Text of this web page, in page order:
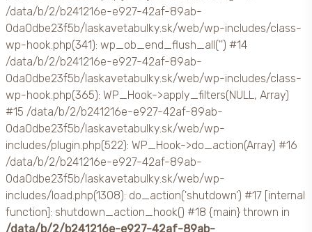
/data/b/2/b241216e-e927-42af-89ab-
0da0dbe23f5b/laskavetabulky.sk/web/wp-includes/class-
wp-hook.php(341): wp_ob_end_flush_all('') #14
/data/b/2/b241216e-e927-42af-89ab-
0da0dbe23f5b/laskavetabulky.sk/web/wp-includes/class-
wp-hook.php(365): WP_Hook->apply_filters(NULL, Array)
#15 /data/b/2/b241216e-e927-42af-89ab-
0da0dbe23f5b/laskavetabulky.sk/web/wp-
includes/plugin.php(522): WP_Hook->do_action(Array) #16
/data/b/2/b241216e-e927-42af-89ab-
0da0dbe23f5b/laskavetabulky.sk/web/wp-
includes/load.php(1308): do_action('shutdown') #17 [internal
function]: shutdown_action_hook() #18 {main} thrown in
/data/b/2/b241216e-e927-42af-89ab-